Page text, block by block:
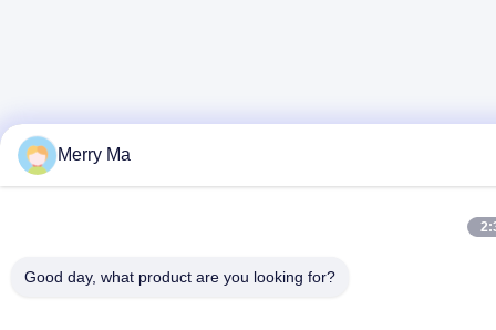
Merry Ma
Good day, what product are you looking for?